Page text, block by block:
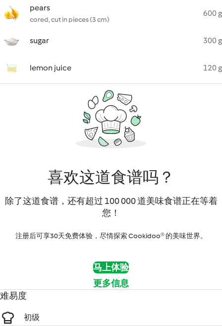
pears
cored, cut in pieces (3 cm)
600 g
sugar 300 g
lemon juice 120 g
喜欢这道食谱吗？
除了这道食谱，还有超过 100 000 道美味食谱正在等着
您！
注册后可享30天免费体验，尽情探索 Cookidoo® 的美味世界。
马上体验
更多信息
难易度
初级